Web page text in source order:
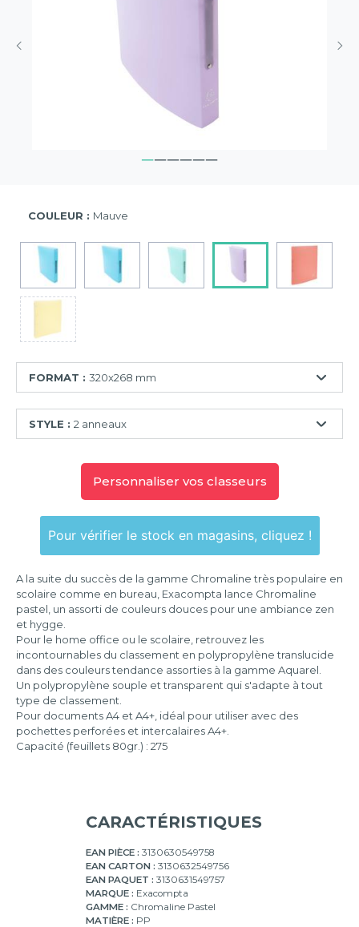
COULEUR : Mauve
FORMAT : 320x268 mm
mm
STYLE : 2 anneaux
anneaux
Personnaliser vos classeurs
Pour vérifier le stock en magasins, cliquez !
A la suite du succès de la gamme Chromaline très populaire en
scolaire comme en bureau, Exacompta lance Chromaline
pastel, un assorti de couleurs douces pour une ambiance zen
et hygge.
Pour le home office ou le scolaire, retrouvez les
incontournables du classement en polypropylène translucide
dans des couleurs tendance assorties à la gamme Aquarel.
Un polypropylène souple et transparent qui s'adapte à tout
type de classement.
Pour documents A4 et A4+, idéal pour utiliser avec des
pochettes perforées et intercalaires A4+.
Capacité (feuillets 80gr.) : 275
CARACTÉRISTIQUES
EAN PIÈCE : 3130630549758
EAN CARTON : 3130632549756
EAN PAQUET : 3130631549757
MARQUE : Exacompta
GAMME : Chromaline Pastel
MATIÈRE : PP